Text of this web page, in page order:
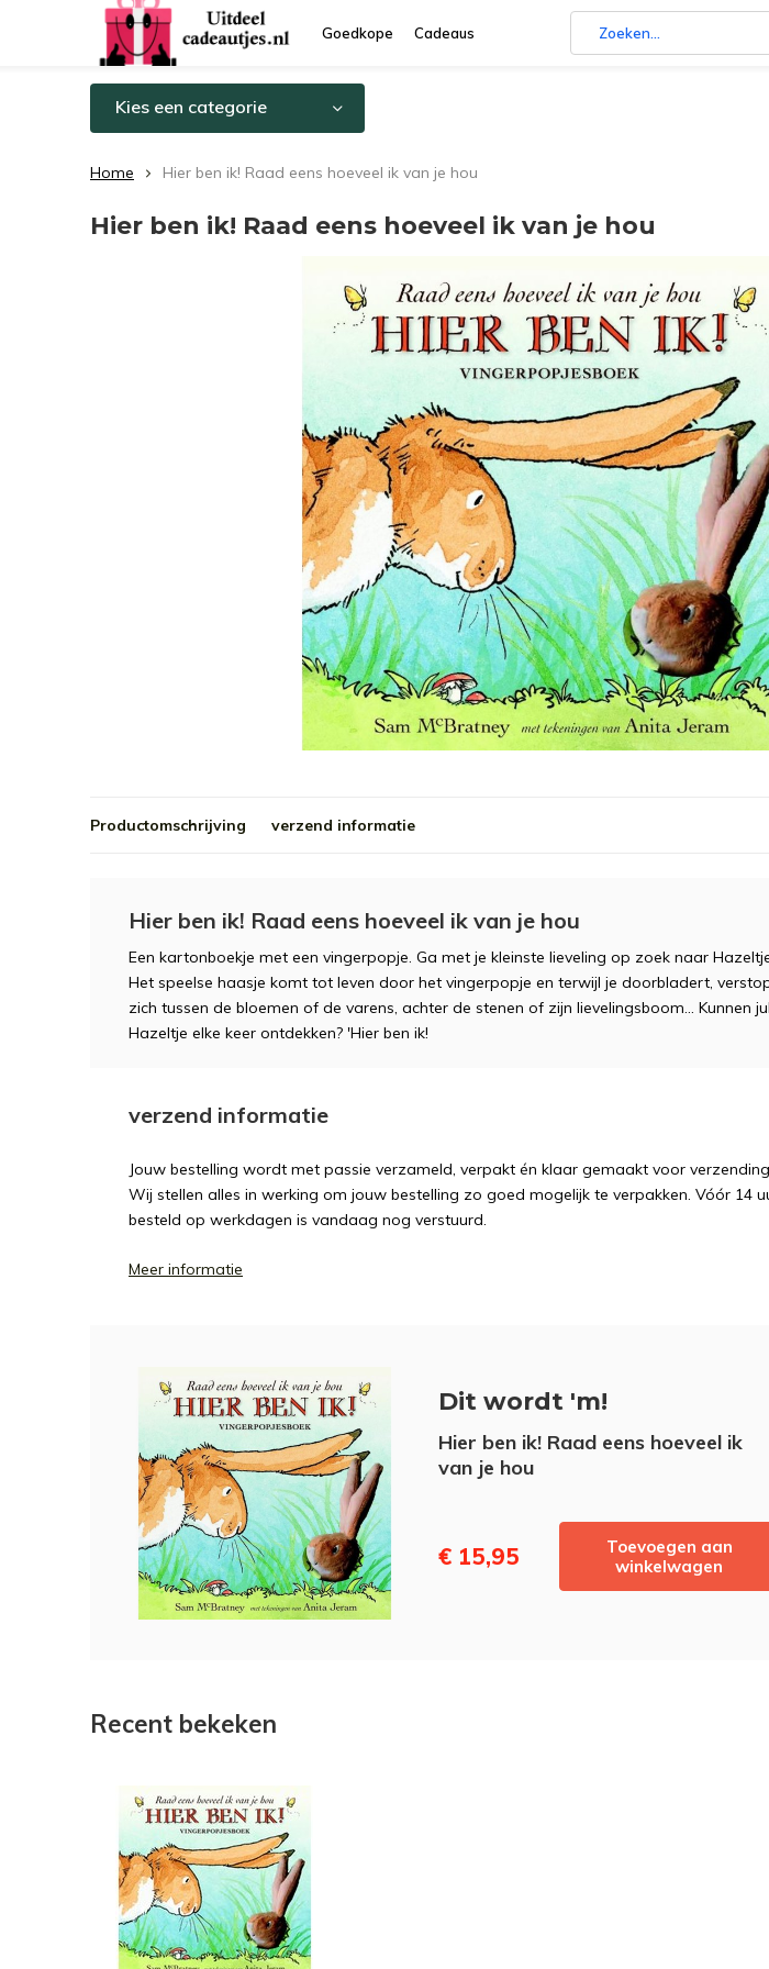
Goedkope Cadeaus
Kies een categorie
Home Hier ben ik! Raad eens hoeveel ik van je hou
Hier ben ik! Raad eens hoeveel ik van je hou
Productomschrijving verzend informatie
Hier ben ik! Raad eens hoeveel ik van je hou
Een kartonboekje met een vingerpopje. Ga met je kleinste lieveling op zoek naar
Het speelse haasje komt tot leven door het vingerpopje en terwijl je doorbladert,
zich tussen de bloemen of de varens, achter de stenen of zijn lievelingsboom... Kunnen
Hazeltje elke keer ontdekken? 'Hier ben ik!
verzend informatie
Jouw bestelling wordt met passie verzameld, verpakt én klaar gemaakt voor
Wij stellen alles in werking om jouw bestelling zo goed mogelijk te verpakken. Vóór 14
besteld op werkdagen is vandaag nog verstuurd.
Meer informatie
Dit wordt 'm!
Hier ben ik! Raad eens hoeveel ik
van je hou
€ 15,95
Toevoegen aan
winkelwagen
Recent bekeken